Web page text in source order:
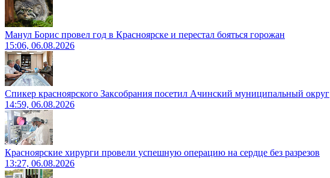
Манул Борис провел год в Красноярске и перестал бояться горожан
15:06, 06.08.2026
Спикер красноярского Заксобрания посетил Ачинский муниципальный округ
14:59, 06.08.2026
Красноярские хирурги провели успешную операцию на сердце без разрезов
13:27, 06.08.2026